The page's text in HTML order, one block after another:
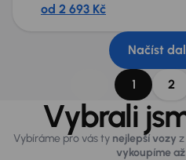
od 2 693 Kč
Načíst
1 2
Vybrali
Vybíráme pro vás ty nejlepší vozy
vykoupíme